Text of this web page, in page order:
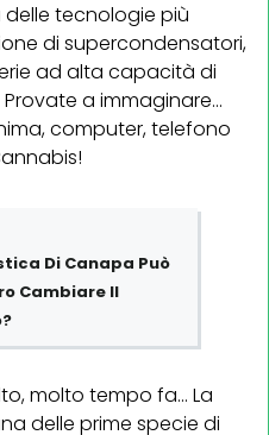
tecnologie più
di supercondensatori,
ad alta capacità di
Provate a immaginare...
computer, telefono
Di Canapa Può
Cambiare Il
molto tempo fa... La
delle prime specie di